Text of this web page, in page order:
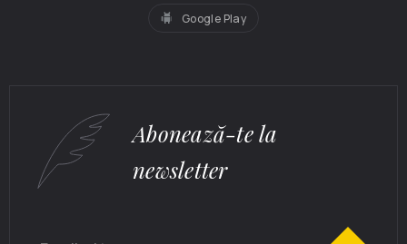
Google Play
Abonează-te la
newsletter